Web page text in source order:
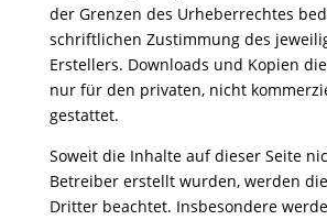
der Grenzen des Urheberrechtes
schriftlichen Zustimmung des
Erstellers. Downloads und Kopien
nur für den privaten, nicht
gestattet.
Soweit die Inhalte auf dieser Seite
Betreiber erstellt wurden, werden
Dritter beachtet. Insbesondere